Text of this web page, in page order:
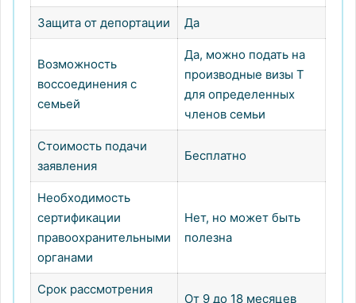
Защита от депортации Да
Возможность
воссоединения с
семьей
Да, можно подать на
производные визы T
для определенных
членов семьи
Стоимость подачи
заявления
Бесплатно
Необходимость
сертификации
правоохранительными
органами
Нет, но может быть
полезна
Срок рассмотрения
От 9 до 18 месяцев